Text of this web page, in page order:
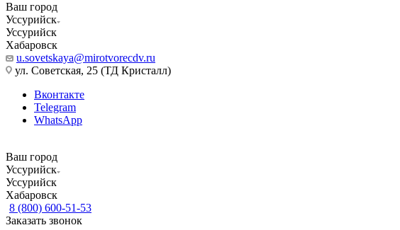
Ваш город
Уссурийск
Уссурийск
Хабаровск
u.sovetskaya@mirotvorecdv.ru
ул. Советская, 25 (ТД Кристалл)
Вконтакте
Telegram
WhatsApp
Ваш город
Уссурийск
Уссурийск
Хабаровск
8 (800) 600-51-53
Заказать звонок